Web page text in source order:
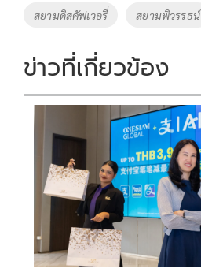
สยามดิสคัฟเวอรี่ สยามพิวรรธน์
ข่าวที่เกี่ยวข้อง